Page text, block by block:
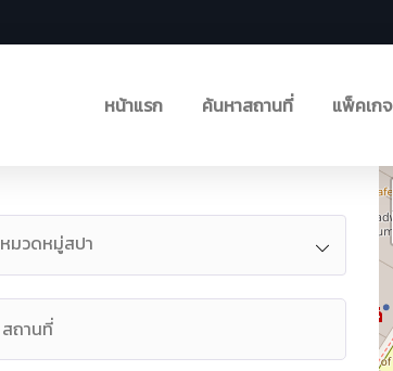
หน้าแรก ค้นหาสถานที่ แพ็คเกจ
หมวดหมู่สปา